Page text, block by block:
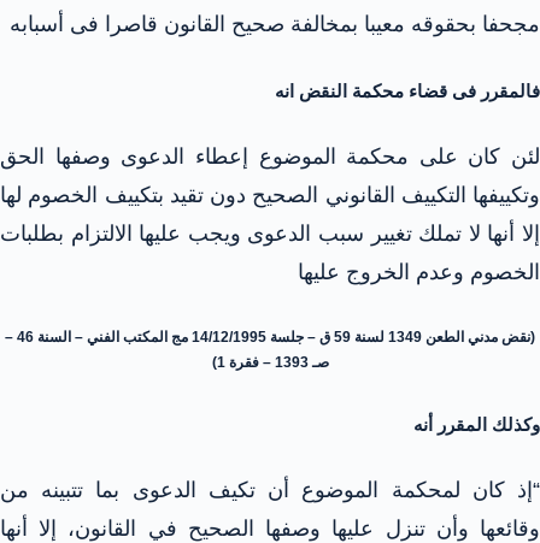
مجحفا بحقوقه معيبا بمخالفة صحيح القانون قاصرا فى أسبابه
فالمقرر فى قضاء محكمة النقض انه
لئن كان على محكمة الموضوع إعطاء الدعوى وصفها الحق
وتكييفها التكييف القانوني الصحيح دون تقيد بتكييف الخصوم لها
إلا أنها لا تملك تغيير سبب الدعوى ويجب عليها الالتزام بطلبات
الخصوم وعدم الخروج عليها
(نقض مدني الطعن 1349 لسنة 59 ق – جلسة 14/12/1995 مج المكتب الفني – السنة 46 –
صـ 1393 – فقرة 1)
وكذلك المقرر أنه
“إذ كان لمحكمة الموضوع أن تكيف الدعوى بما تتبينه من
وقائعها وأن تنزل عليها وصفها الصحيح في القانون، إلا أنها